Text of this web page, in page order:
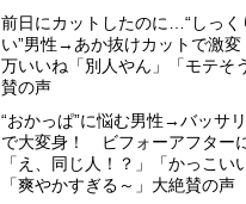
前日にカットしたのに…“しっく
い”男性→あか抜けカットで激
万いいね「別人やん」「モテそ
賛の声
“おかっぱ”に悩む男性→バッサ
で大変身！ ビフォーアフター
「え、同じ人！？」「かっこい
「爽やかすぎる～」大絶賛の声